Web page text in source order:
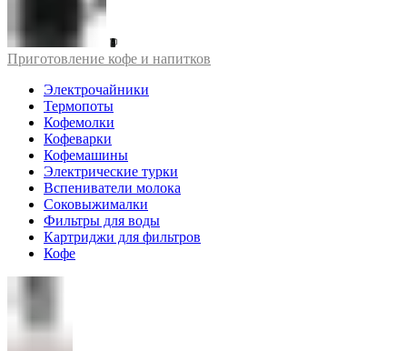
Приготовление кофе и напитков
Электрочайники
Термопоты
Кофемолки
Кофеварки
Кофемашины
Электрические турки
Вспениватели молока
Соковыжималки
Фильтры для воды
Картриджи для фильтров
Кофе